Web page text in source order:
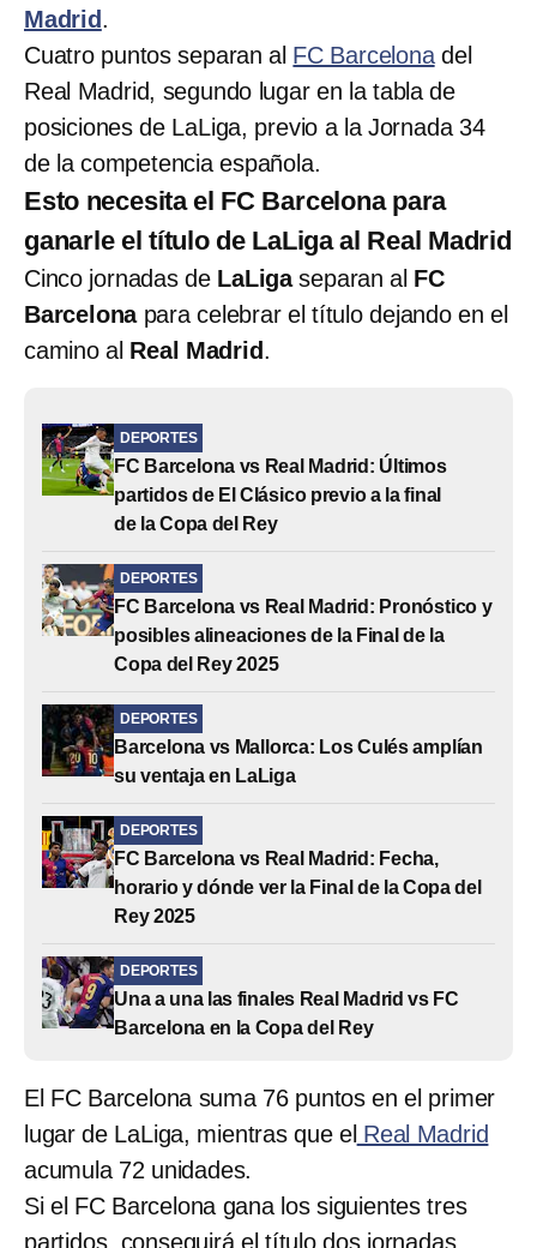
Madrid .
Cuatro puntos separan al FC Barcelonadel
Real Madrid, segundo lugar en la tabla de
posiciones de LaLiga, previo a la Jornada 34
de la competencia española.
Esto necesita el FC Barcelona para
ganarle el título de LaLiga al Real Madrid
Cinco jornadas de LaLigaseparan al FC
Barcelonapara celebrar el título dejando en el
camino al Real Madrid .
DEPORTES
FC Barcelona vs Real Madrid: Últimos
partidos de El Clásico previo a la final
de la Copa del Rey
DEPORTES
FC Barcelona vs Real Madrid: Pronóstico y
posibles alineaciones de la Final de la
Copa del Rey 2025
DEPORTES
Barcelona vs Mallorca: Los Culés amplían
su ventaja en LaLiga
DEPORTES
FC Barcelona vs Real Madrid: Fecha,
horario y dónde ver la Final de la Copa del
Rey 2025
DEPORTES
Una a una las finales Real Madrid vs FC
Barcelona en la Copa del Rey
El FC Barcelona suma 76 puntos en el primer
lugar de LaLiga, mientras que el Real Madrid
acumula 72 unidades.
Si el FC Barcelona gana los siguientes tres
partidos, conseguirá el título dos jornadas